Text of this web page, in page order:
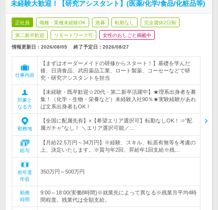
未経験大歓迎！【研究アシスタント】(医薬/化学/食品/化粧品等)
正社員 職種・業種未経験OK 急募 転勤なし 完全週休2日制
第二新卒歓迎 リモートワーク可 女性のおしごと掲載中
情報更新日：2026/08/05 終了予定日： 2026/08/27
仕事内容
【まずはオーダーメイドの研修からスタート！】基礎を学んだ
後、日清食品、武田薬品工業、ロート製薬、コーセーなどで研
究・研究アシスタントを担当
対象と
なる方
【未経験・既卒歓迎☆20代・第二新卒活躍中】★理系出身者を募
集！（化学・生物・栄養など）未経験入社90％★実験経験があれ
ば文系出身者もOK！
勤務地
【全国に配属先有】×【希望エリア選択可】転勤なしOK！⇒”配
属ガチャ”なし！ ＼エリア選択可能／…
給与
【月給22.5万円～34万円】※経験、スキル、転居有無等を考慮の
上、決定いたします。※賞与年2回、昇給年1回支給※残…
初年度
年収
350万円～500万円
勤務
時間
9:00～18:00(実働8時間)※就業先によって異なる※残業月平均4時
間程度。残業代は全額支給。